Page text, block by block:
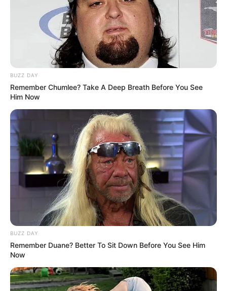
BUZZ DAY
Remember Chumlee? Take A Deep Breath Before You See
Him Now
BUZZ DAY
Remember Duane? Better To Sit Down Before You See Him
Now